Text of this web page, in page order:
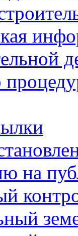
на